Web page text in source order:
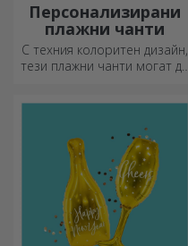
Персонализирани
плажни чанти
С техния колоритен дизайн,
тези плажни чанти могат да
колекция от чанти.